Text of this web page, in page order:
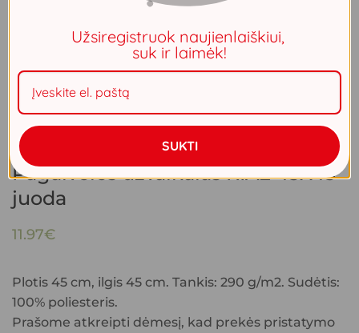
Pagalvėlės užvalkalas RIA2 45X45
juoda
11.97€
Plotis 45 cm, ilgis 45 cm. Tankis: 290 g/m2. Sudėtis:
100% poliesteris.
Prašome atkreipti dėmesį, kad prekės pristatymo
Užsiregistruok naujienlaiškiui,
suk ir laimėk!
SUKTI